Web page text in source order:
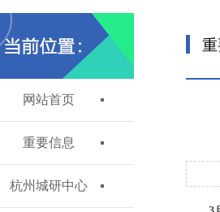
网站首页
重要信息
杭州城研中心